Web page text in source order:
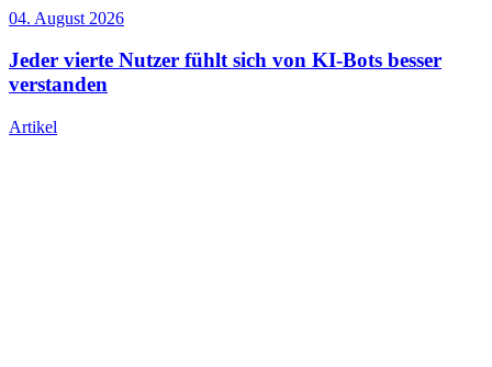
04. August 2026
Jeder vierte Nutzer fühlt sich von KI-Bots besser
verstanden
Artikel